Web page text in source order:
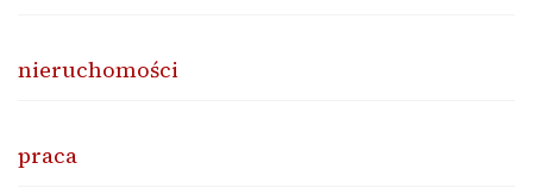
nieruchomości
praca